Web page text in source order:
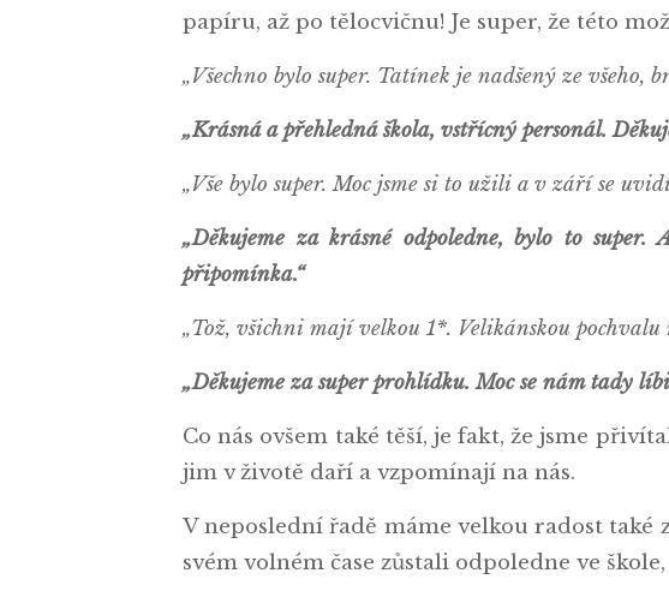
papíru, až po tělocvičnu! Je super, že této
„Všechno bylo super. Tatínek je nadšený ze
„Krásná a přehledná škola, vstřícný personál.
„Vše bylo super. Moc jsme si to užili a v září se
„Děkujeme za krásné odpoledne, bylo to
připomínka.“
„Tož, všichni mají velkou 1*. Velikánskou
„Děkujeme za super prohlídku. Moc se nám tady
Co nás ovšem také těší, je fakt, že jsme
jim v životě daří a vzpomínají na nás.
V neposlední řadě máme velkou radost také
svém volném čase zůstali odpoledne ve